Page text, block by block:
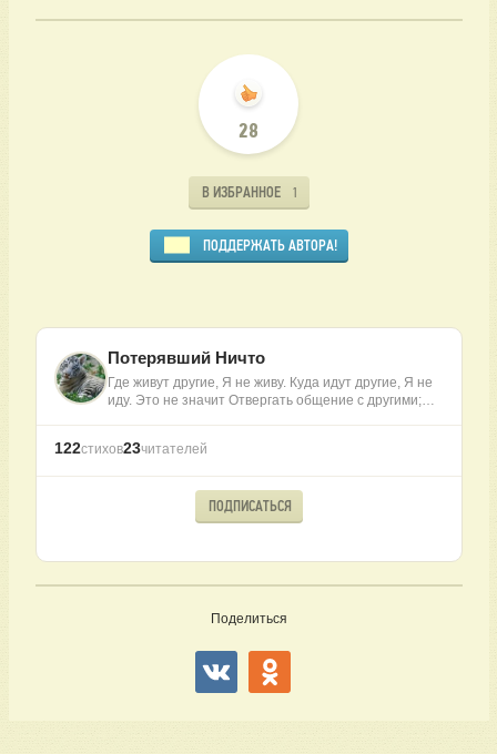
28
В ИЗБРАННОЕ 1
ПОДДЕРЖАТЬ АВТОРА!
Потерявший Ничто
Где живут другие, Я не живу. Куда идут другие, Я не
иду. Это не значит Отвергать общение с другими;…
122стихов23читателей
ПОДПИСАТЬСЯ
Поделиться